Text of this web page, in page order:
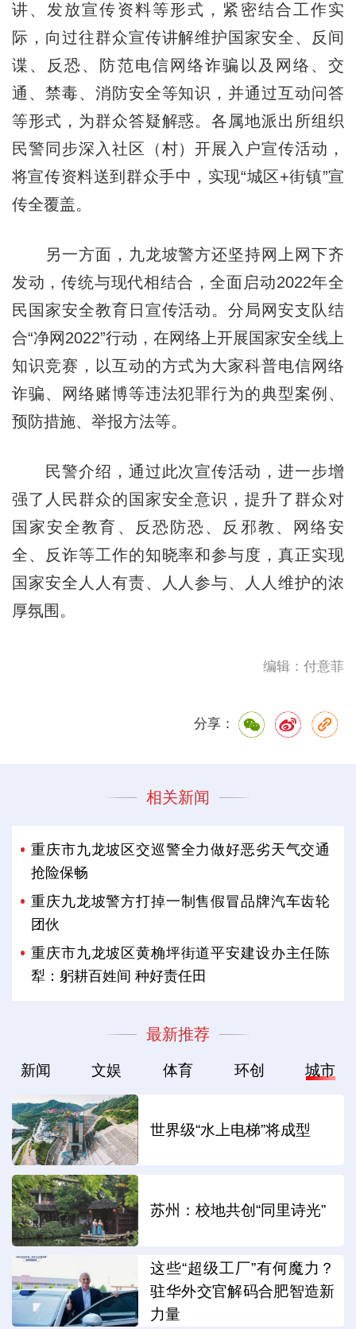
讲、发放宣传资料等形式，紧密结合工作实
际，向过往群众宣传讲解维护国家安全、反间
谍、反恐、防范电信网络诈骗以及网络、交
通、禁毒、消防安全等知识，并通过互动问答
等形式，为群众答疑解惑。各属地派出所组织
民警同步深入社区（村）开展入户宣传活动，
将宣传资料送到群众手中，实现“城区+街镇”宣
传全覆盖。
另一方面，九龙坡警方还坚持网上网下齐
发动，传统与现代相结合，全面启动2022年全
民国家安全教育日宣传活动。分局网安支队结
合“净网2022”行动，在网络上开展国家安全线上
知识竞赛，以互动的方式为大家科普电信网络
诈骗、网络赌博等违法犯罪行为的典型案例、
预防措施、举报方法等。
民警介绍，通过此次宣传活动，进一步增
强了人民群众的国家安全意识，提升了群众对
国家安全教育、反恐防恐、反邪教、网络安
全、反诈等工作的知晓率和参与度，真正实现
国家安全人人有责、人人参与、人人维护的浓
厚氛围。
编辑：付意菲
分享：
相关新闻
重庆市九龙坡区交巡警全力做好恶劣天气交通
抢险保畅
重庆九龙坡警方打掉一制售假冒品牌汽车齿轮
团伙
重庆市九龙坡区黄桷坪街道平安建设办主任陈
犁：躬耕百姓间 种好责任田
最新推荐
新闻 文娱 体育 环创 城市
世界级“水上电梯”将成型
苏州：校地共创“同里诗光”
这些“超级工厂”有何魔力？
驻华外交官解码合肥智造新
力量